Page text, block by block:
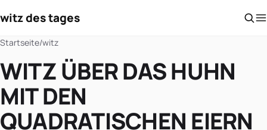
witz des tages
Startseite/witz
WITZ ÜBER DAS HUHN
MIT DEN
QUADRATISCHEN EIERN